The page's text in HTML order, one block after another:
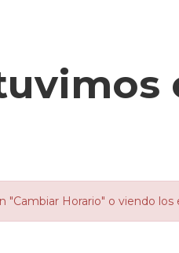
Horario" o viendo